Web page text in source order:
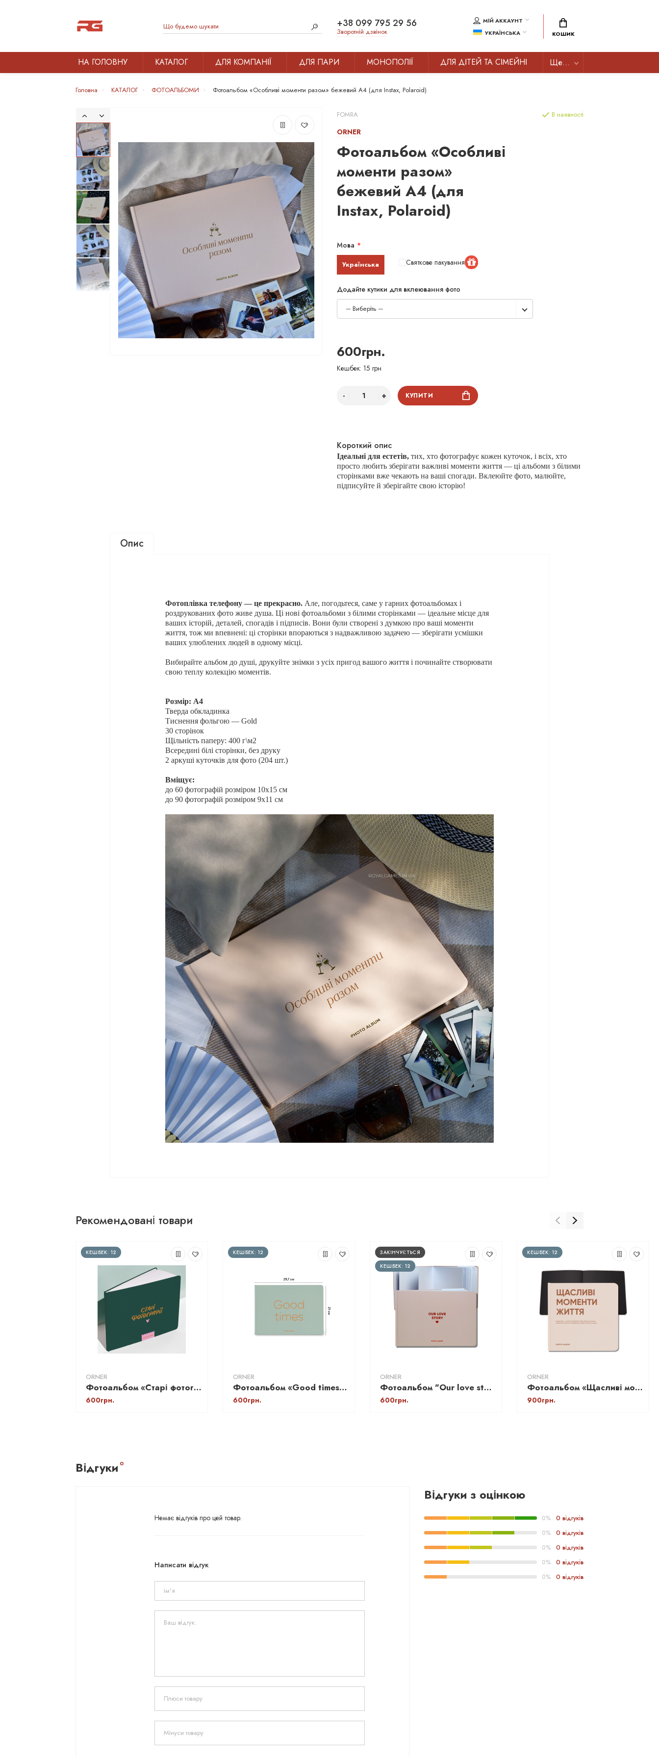
+38 099 795 29 56
Зворотній дзвінок
МІЙ АККАУНТ
УКРАЇНСЬКА
КОШИК
НА ГОЛОВНУ КАТАЛОГ ДЛЯ КОМПАНІЇ ДЛЯ ПАРИ МОНОПОЛІЇ ДЛЯ ДІТЕЙ ТА СІМЕЙНІ Ще...
Головна КАТАЛОГ ФОТОАЛЬБОМИ Фотоальбом «Особливі моменти разом» бежевий А4 (для Instax, Polaroid)
FOMRA
ORNER
Фотоальбом «Особливі
моменти разом»
бежевий А4 (для
Instax, Polaroid)
В наявності
Мова
Українська Святкове пакування
Додайте кутики для вклеювання фото
--- Виберіть ---
600грн.
Кешбек: 15 грн
КУПИТИ
Короткий опис
Ідеальні для естетів, тих, хто фотографує кожен куточок, і всіх, хто
просто любить зберігати важливі моменти життя — ці альбоми з білими
сторінками вже чекають на ваші спогади. Вклеюйте фото, малюйте,
підписуйте й зберігайте свою історію!
Опис
Фотоплівка телефону — це прекрасно. Але, погодьтеся, саме у гарних фотоальбомах і
роздрукованих фото живе душа. Ці нові фотоальбоми з білими сторінками — ідеальне місце для
ваших історій, деталей, спогадів і підписів. Вони були створені з думкою про ваші моменти
життя, тож ми впевнені: ці сторінки впораються з надважливою задачею — зберігати усмішки
ваших улюблених людей в одному місці.
Вибирайте альбом до душі, друкуйте знімки з усіх пригод вашого життя і починайте створювати
свою теплу колекцію моментів.
Розмір: А4
Тверда обкладинка
Тиснення фольгою — Gold
30 сторінок
Щільність паперу: 400 г\м2
Всередині білі сторінки, без друку
2 аркуші куточків для фото (204 шт.)
Вміщує:
до 60 фотографій розміром 10x15 см
до 90 фотографій розміром 9x11 см
Рекомендовані товари
КЕШБЕК: 12
ORNER
Фотоальбом «‎Старі фотографії» А4 (для Instax, Polaroid)
600грн.
КЕШБЕК: 12
ORNER
Фотоальбом «Good times» А4 (для Instax, Polaroid)
600грн.
ЗАКІНЧУЄТЬСЯ
КЕШБЕК: 12
ORNER
Фотоальбом "Our love story" А4 (для Instax, Polaroid)
600грн.
КЕШБЕК: 12
ORNER
Фотоальбом «Щасливі моменти життя» (для Instax, Polaroid)
900грн.
Відгуки 0
Немає відгуків про цей товар.
Написати відгук
Відгуки з оцінкою
0% 0 відгуків
0% 0 відгуків
0% 0 відгуків
0% 0 відгуків
0% 0 відгуків